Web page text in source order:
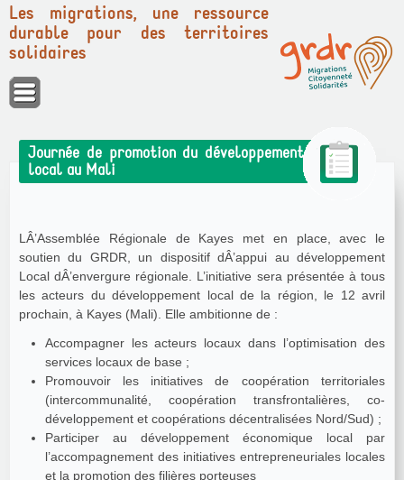
Panneau de gestion des cookies
Les migrations, une ressource
durable pour des territoires
solidaires
Journée de promotion du développement
local au Mali
LÂ’Assemblée Régionale de Kayes met en place, avec le
soutien du GRDR, un dispositif dÂ’appui au développement
Local dÂ’envergure régionale. L’initiative sera présentée à tous
les acteurs du développement local de la région, le 12 avril
prochain, à Kayes (Mali). Elle ambitionne de :
Accompagner les acteurs locaux dans l’optimisation des
services locaux de base ;
Promouvoir les initiatives de coopération territoriales
(intercommunalité, coopération transfrontalières, co-
développement et coopérations décentralisées Nord/Sud) ;
Participer au développement économique local par
l’accompagnement des initiatives entrepreneuriales locales
et la promotion des filières porteuses